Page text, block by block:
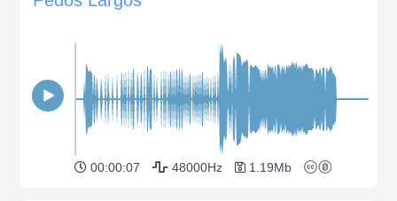
00:00:07 48000Hz 1.19Mb